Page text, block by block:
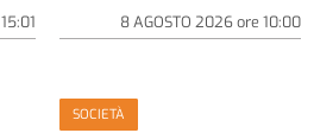
15:01 8 AGOSTO 2026ore 10:00
SOCIETÀ